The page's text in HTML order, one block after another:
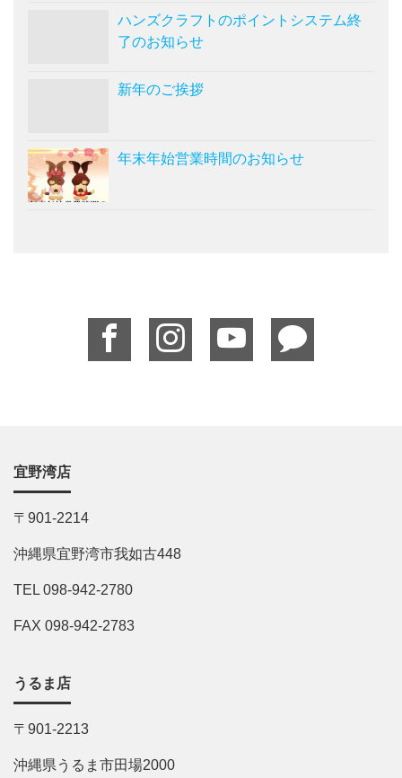
ハンズクラフトのポイントシステム終
了のお知らせ
新年のご挨拶
年末年始営業時間のお知らせ
宜野湾店
〒901-2214
沖縄県宜野湾市我如古448
TEL 098-942-2780
FAX 098-942-2783
うるま店
〒901-2213
沖縄県うるま市田場2000